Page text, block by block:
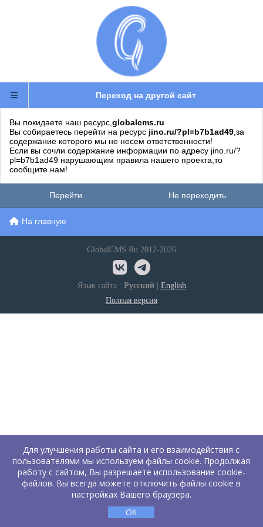
Переход на другой сайт
Вы покидаете наш ресурс, globalcms.ru
Вы собираетесь перейти на ресурс jino.ru/?pl=b7b1ad49 ,за
содержание которого мы не несем ответственности!
Если вы сочли содержание информации по адресу jino.ru/?
pl=b7b1ad49 нарушающим правила нашего проекта,то
сообщите нам!
Перейти Не переходить
На главную
GlobalCMS.Ru 2012-2026
Язык сайта : Русский| English
Полная версия
Для улучшения работы сайта и его взаимодействия с
пользователями мы используем файлы cookie. Продолжая
работу с сайтом, Вы разрешаете использование cookie-
файлов. Вы всегда можете отключить файлы cookie в
настройках Вашего браузера.
ОК